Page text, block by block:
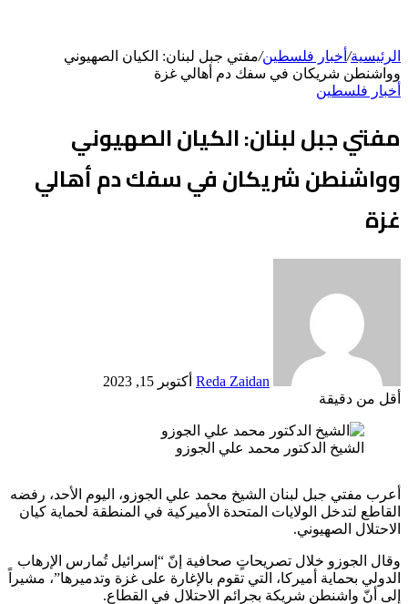
عن
الرئيسية/ أخبار فلسطين/مفتي جبل لبنان: الكيان الصهيوني
وواشنطن شريكان في سفك دم أهالي غزة
أخبار فلسطين
مفتي جبل لبنان: الكيان الصهيوني
وواشنطن شريكان في سفك دم أهالي
غزة
Reda Zaidan أكتوبر 15, 2023
أقل من دقيقة
الشيخ الدكتور محمد علي الجوزو
أعرب مفتي جبل لبنان الشيخ محمد علي الجوزو، اليوم الأحد، رفضه
القاطع لتدخل الولايات المتحدة الأميركية في المنطقة لحماية كيان
الاحتلال الصهيوني.
وقال الجوزو خلال تصريحاتٍ صحافية إنّ “إسرائيل تُمارس الإرهاب
الدولي بحماية أميركا، التي تقوم بالإغارة على غزة وتدميرها”، مشيراً
إلى أنّ واشنطن شريكة بجرائم الاحتلال في القطاع.